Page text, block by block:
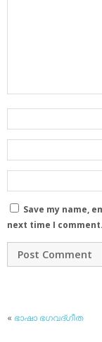
Save my name,
next time I comment.
« ഭാഷാ ഭഗവദ്ഗീത